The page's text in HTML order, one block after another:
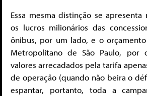
Essa mesma distinção se
os lucros milionários das
ônibus, por um lado, e o
Metropolitano de São Paulo, por
valores arrecadados pela tarifa
de operação (quando não beira o
espantar, portanto, toda a